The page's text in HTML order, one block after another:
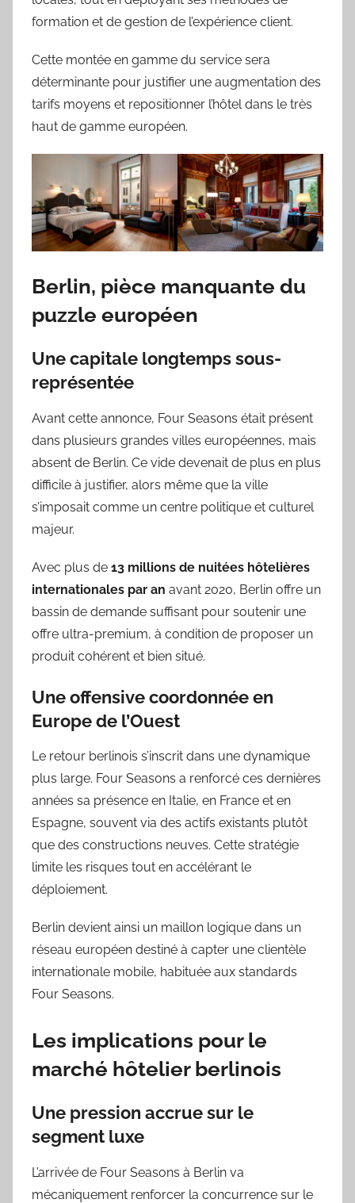
formation et de gestion de l’expérience client.
Cette montée en gamme du service sera
déterminante pour justifier une augmentation des
tarifs moyens et repositionner l’hôtel dans le très
haut de gamme européen.
Berlin, pièce manquante du
puzzle européen
Une capitale longtemps sous-
représentée
Avant cette annonce, Four Seasons était présent
dans plusieurs grandes villes européennes, mais
absent de Berlin. Ce vide devenait de plus en plus
difficile à justifier, alors même que la ville
s’imposait comme un centre politique et culturel
majeur.
Avec plus de 13 millions de nuitées hôtelières
internationales par an avant 2020, Berlin offre un
bassin de demande suffisant pour soutenir une
offre ultra-premium, à condition de proposer un
produit cohérent et bien situé.
Une offensive coordonnée en
Europe de l’Ouest
Le retour berlinois s’inscrit dans une dynamique
plus large. Four Seasons a renforcé ces dernières
années sa présence en Italie, en France et en
Espagne, souvent via des actifs existants plutôt
que des constructions neuves. Cette stratégie
limite les risques tout en accélérant le
déploiement.
Berlin devient ainsi un maillon logique dans un
réseau européen destiné à capter une clientèle
internationale mobile, habituée aux standards
Four Seasons.
Les implications pour le
marché hôtelier berlinois
Une pression accrue sur le
segment luxe
L’arrivée de Four Seasons à Berlin va
mécaniquement renforcer la concurrence sur le